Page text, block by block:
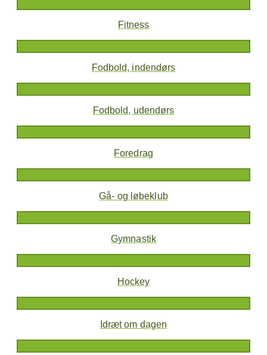
Fitness
Fodbold, indendørs
Fodbold, udendørs
Foredrag
Gå- og løbeklub
Gymnastik
Hockey
Idræt om dagen